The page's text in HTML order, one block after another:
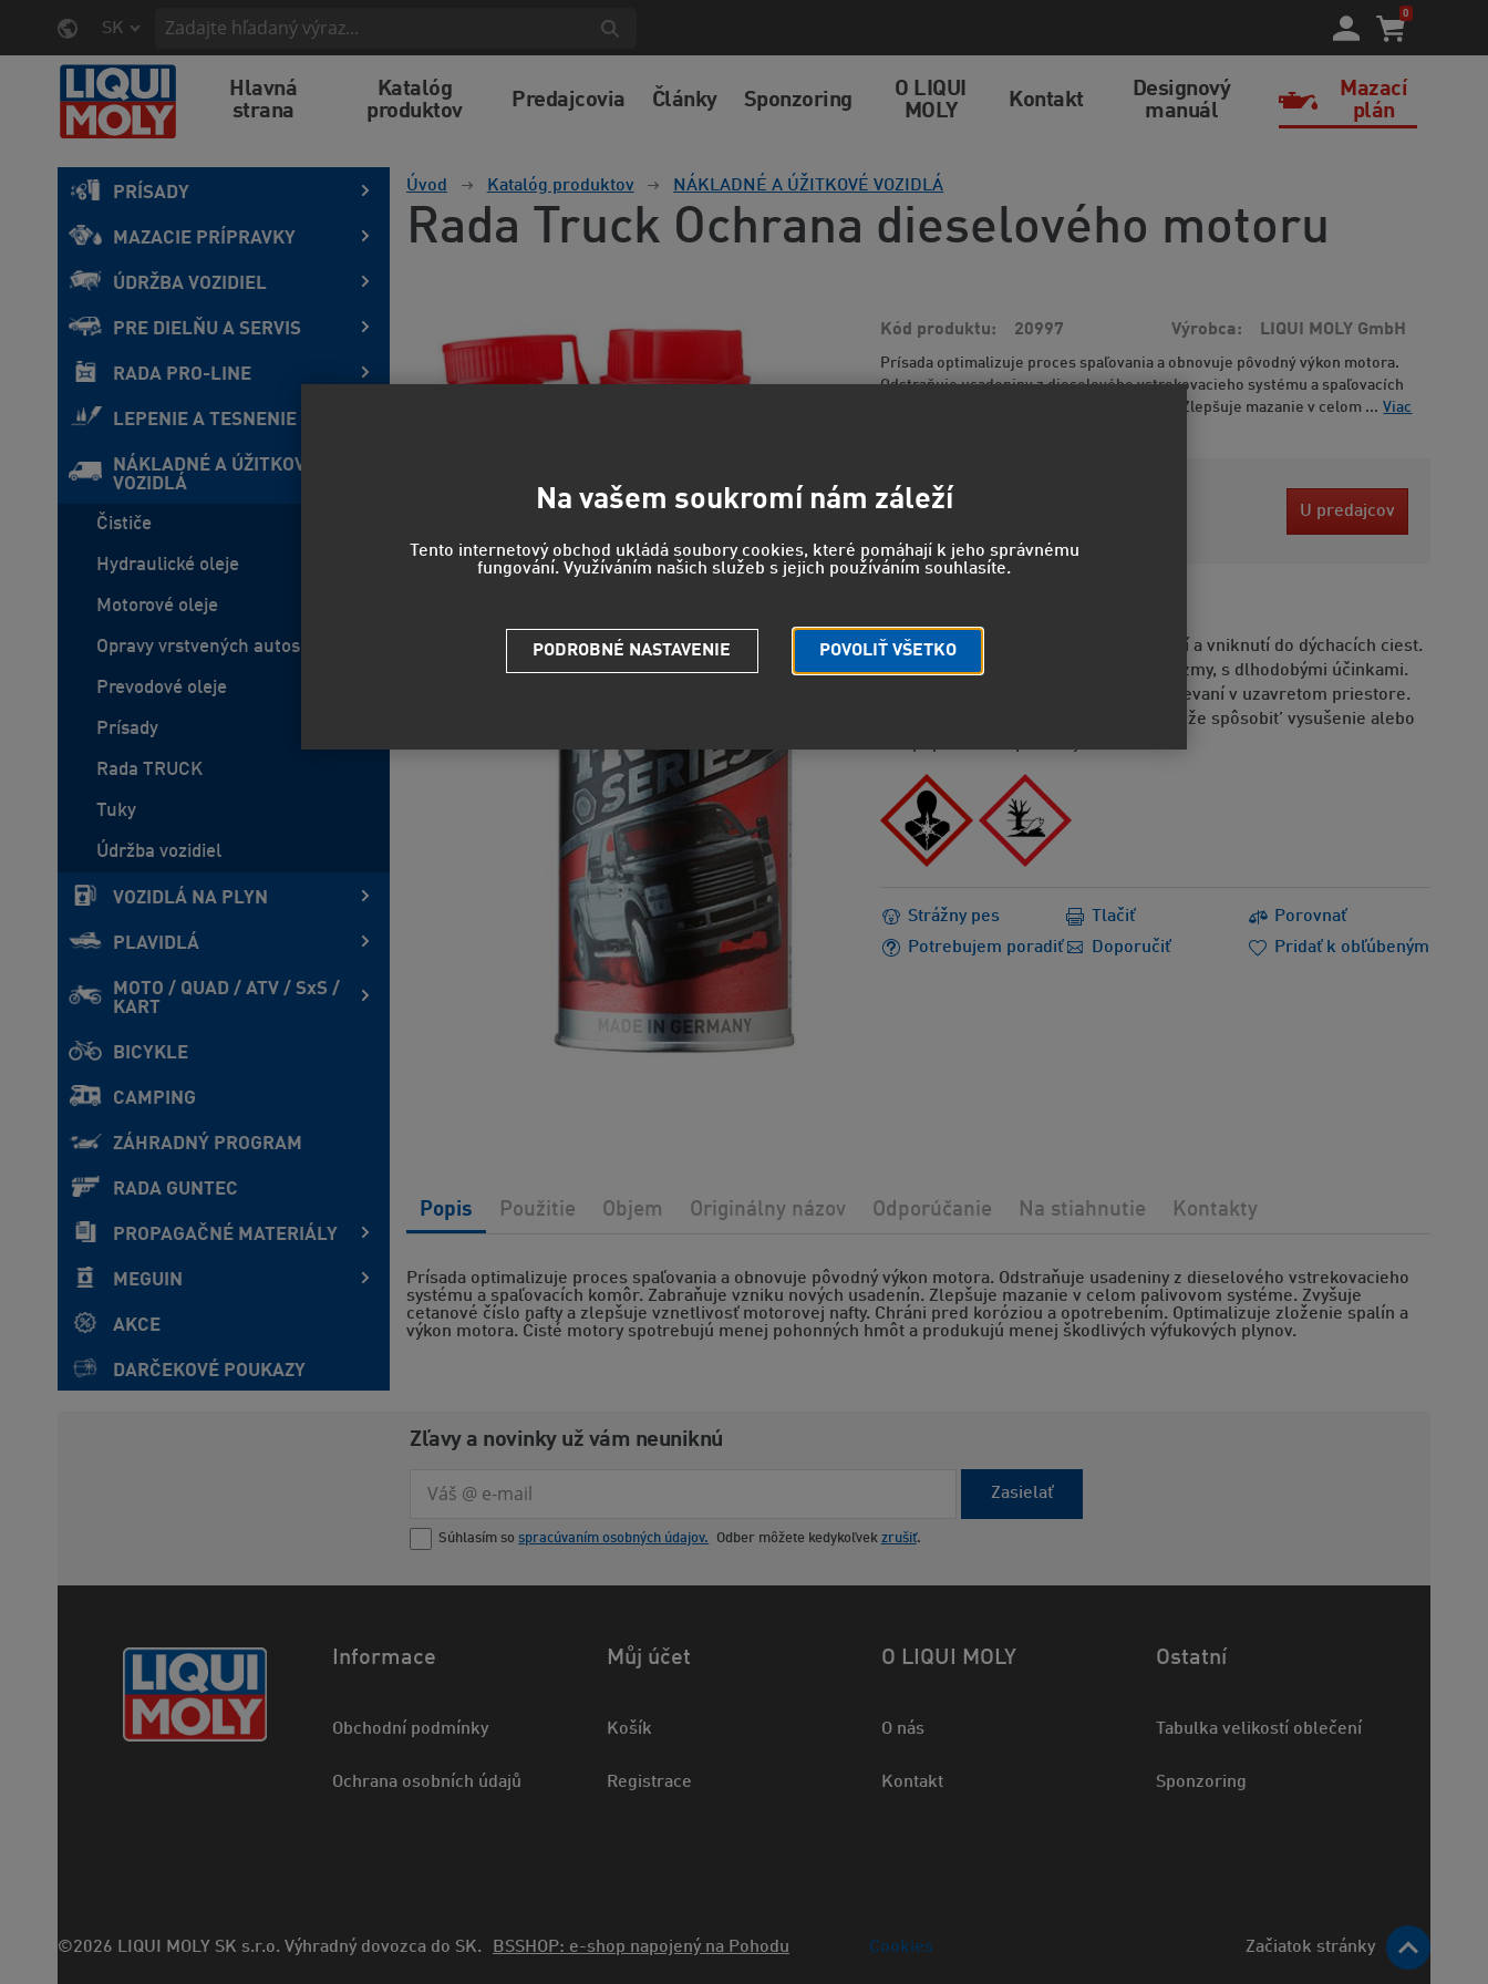
SK
0
Hlavná
strana
Katalóg
produktov
Predajcovia Články Sponzoring
O LIQUI
MOLY
Kontakt
Designový
manuál
Mazací
plán
PRÍSADY
MAZACIE PRÍPRAVKY
ÚDRŽBA VOZIDIEL
PRE DIELŇU A SERVIS
RADA PRO-LINE
LEPENIE A TESNENIE
NÁKLADNÉ A ÚŽITKOVÉ
VOZIDLÁ
Čističe
Hydraulické oleje
Motorové oleje
Opravy vrstvených autoskiel
Prevodové oleje
Prísady
Rada TRUCK
Tuky
Údržba vozidiel
VOZIDLÁ NA PLYN
PLAVIDLÁ
MOTO / QUAD / ATV / SxS /
KART
BICYKLE
CAMPING
ZÁHRADNÝ PROGRAM
RADA GUNTEC
PROPAGAČNÉ MATERIÁLY
MEGUIN
AKCE
DARČEKOVÉ POUKAZY
Úvod Katalóg produktov NÁKLADNÉ A ÚŽITKOVÉ VOZIDLÁ
Rada Truck Ochrana dieselového motoru
Kód produktu 20997 Výrobca LIQUI MOLY GmbH
Prísada optimalizuje proces spaľovania a obnovuje pôvodný výkon motora.
Odstraňuje usadeniny z dieselového vstrekovacieho systému a spaľovacích
komôr. Zabraňuje vzniku nových usadenín. Zlepšuje mazanie v celom ... Viac
19,92 EUR U predajcov
H304 - Môže byť smrteľný po požití a vniknutí do dýchacích ciest.
H411 - Jedovatý pre vodné organizmy, s dlhodobými účinkami.
EUH044 - Riziko výbuchu pri zahrievaní v uzavretom priestore.
EUH066 - Opakovaná expozícia môže spôsobit’ vysušenie alebo
Strážny pes
Porovnať
Potrebujem poradiť
Doporučiť
Tlačiť
Pridať k obľúbeným
Prísada optimalizuje proces spaľovania a obnovuje pôvodný výkon motora. Odstraňuje usadeniny z dieselového vstrekovacieho
systému a spaľovacích komôr. Zabraňuje vzniku nových usadenín. Zlepšuje mazanie v celom palivovom systéme. Zvyšuje
cetanové číslo nafty a zlepšuje vznetlivosť motorovej nafty. Chráni pred koróziou a opotrebením. Optimalizuje zloženie spalín a
výkon motora. Čisté motory spotrebujú menej pohonných hmôt a produkujú menej škodlivých výfukových plynov.
Popis Použitie Objem Originálny názov Odporúčanie Na stiahnutie Kontakty
Zľavy a novinky už vám neuniknú
Zasielať
Súhlasím so spracúvaním osobných údajov. Odber môžete kedykoľvek zrušiť.
Informace
Obchodní podmínky
Ochrana osobních údajů
Můj účet
Košík
Registrace
O LIQUI MOLY
O nás
Kontakt
Ostatní
Tabulka velikostí oblečení
Sponzoring
©2026 LIQUI MOLY SK s.r.o. Výhradný dovozca do SK. BSSHOP: e-shop napojený na Pohodu Začiatok stránky
Cookies
Na vašem soukromí nám záleží
Tento internetový obchod ukládá soubory cookies, které pomáhají k jeho správnému
fungování. Využíváním našich služeb s jejich používáním souhlasíte.
POVOLIŤ VŠETKO
PODROBNÉ NASTAVENIE